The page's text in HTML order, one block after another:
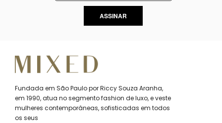
ASSINAR
Fundada em São Paulo por Riccy Souza Aranha,
em 1990, atua no segmento fashion de luxo, e veste
mulheres contemporâneas, sofisticadas em todos
os seus